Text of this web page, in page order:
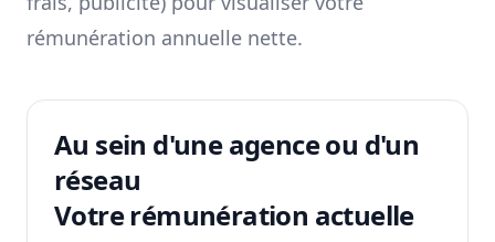
rémunération annuelle nette.
Au sein d'une agence ou d'un
réseau
Votre rémunération actuelle